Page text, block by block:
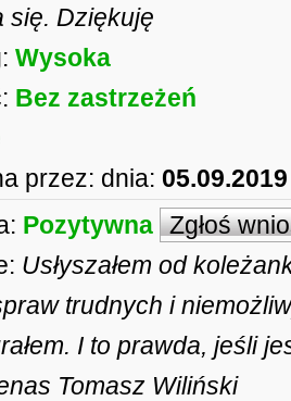
się. Dziękuję
Wysoka
Bez zastrzeżeń
przez: dnia:
Pozytywna Zgłoś
Usłyszałem od
trudnych i
I to prawda, jeśli
Tomasz Wiliński